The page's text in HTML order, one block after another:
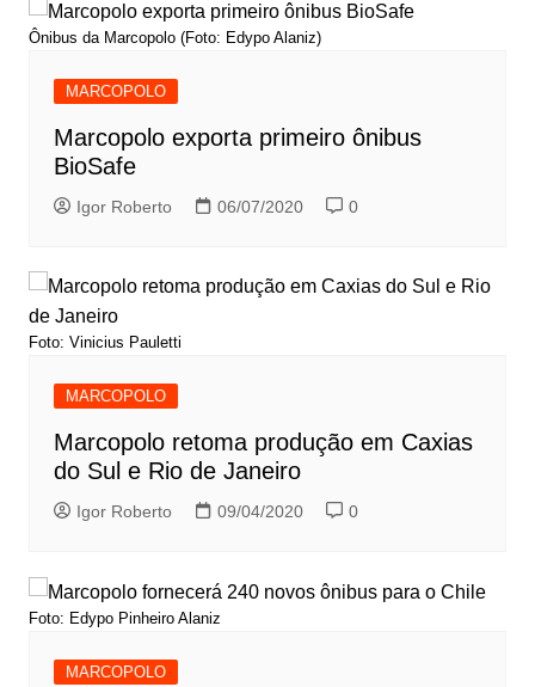
Ônibus da Marcopolo (Foto: Edypo Alaniz)
MARCOPOLO
Marcopolo exporta primeiro ônibus
BioSafe
Igor Roberto 06/07/2020 0
Foto: Vinicius Pauletti
MARCOPOLO
Marcopolo retoma produção em Caxias
do Sul e Rio de Janeiro
Igor Roberto 09/04/2020 0
Foto: Edypo Pinheiro Alaniz
MARCOPOLO